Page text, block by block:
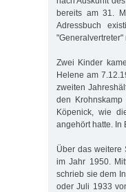
bereits am 31.
Adressbuch
"Generalvertreter"
Zwei Kinder
Helene am
zweiten
den
Köpenick, wie
angehört hatte. In
Über das weitere
im Jahr 1950.
schrieb sie dem
oder Juli 1933